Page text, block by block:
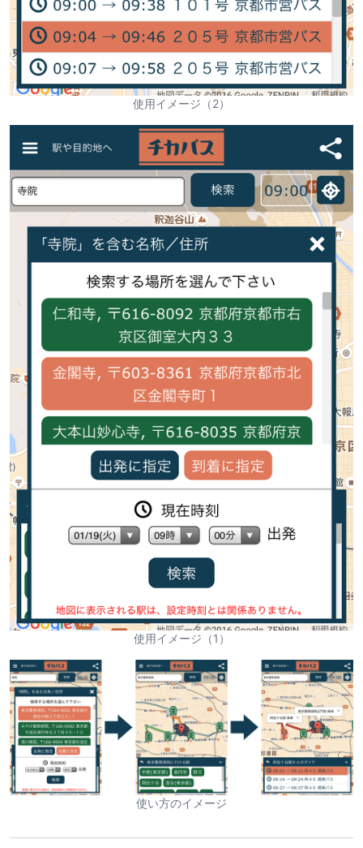
使用イメージ（2）
使用イメージ（1）
使い方のイメージ